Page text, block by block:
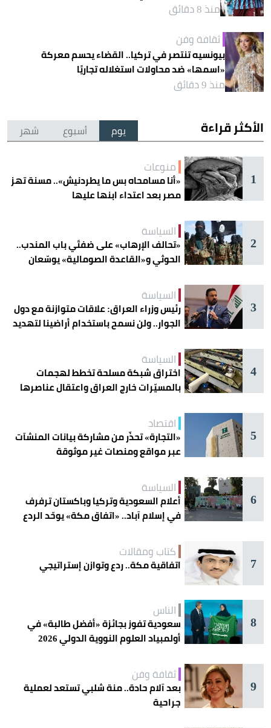
منذ 8 دقائق
ثقافة وفن
بيونسيه تنتصر في تركيا.. القضاء يحسم معركة
«اسمها» ضد محاولات استغلاله تجاريًا
منذ 9 دقائق
الأكثر قراءة يوم أسبوع شهر
1
منوعات
«أنا مسامحاه بس ما يطردنيش».. مسنة تهز
مصر بعد اعتداء ابنها عليها
2
السياسة
«تحالف الإرهاب» على ضفتَي باب المندب..
الحوثي و«القاعدة الصومالية» يوسّعان
3
السياسة
رئيس وزراء العراق: علاقات متوازنة مع دول
الجوار.. ولن نسمح باستخدام أراضينا لتهديد
4
السياسة
اختراق شبكة مسلحة تخطط لهجمات
بالمسيّرات خارج العراق واعتقال عناصرها
5
اقتصاد
«التجارة» تحذّر من مشاركة بيانات المنشآت
عبر مواقع ومنصات غير موثوقة
6
السياسة
أعلام السعودية وتركيا وباكستان ترفرف
في إسلام آباد.. «اتفاق مكة» يوحّد الردع
7
كتاب ومقالات
اتفاقية مكة.. ردع وتوازن إستراتيجي
8
الناس
سعودية تفوز بجائزة «أفضل طالبة» في
أولمبياد العلوم النووية الدولي 2026
9
ثقافة وفن
بعد آلام حادة.. منة شلبي تستعد لعملية
جراحية